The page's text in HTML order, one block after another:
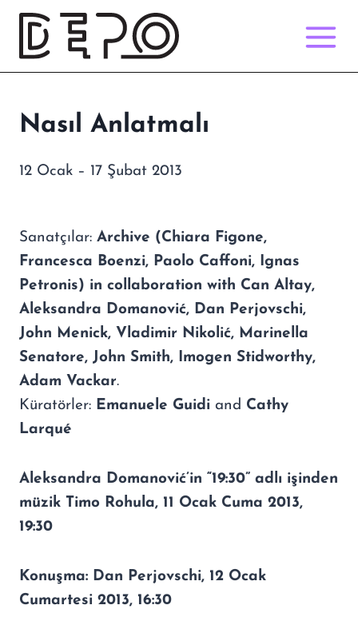
Skip
content
Nasıl Anlatmalı
12 Ocak – 17 Şubat 2013
Sanatçılar: Archive (Chiara Figone,
Francesca Boenzi, Paolo Caffoni, Ignas
Petronis) in collaboration with Can Altay,
Aleksandra Domanović, Dan Perjovschi,
John Menick, Vladimir Nikolić, Marinella
Senatore, John Smith, Imogen Stidworthy,
Adam Vackar.
Küratörler: Emanuele Guidi and Cathy
Larqué
Aleksandra Domanović’in “19:30” adlı işinden
müzik Timo Rohula, 11 Ocak Cuma 2013,
19:30
Konuşma: Dan Perjovschi, 12 Ocak
Cumartesi 2013, 16:30